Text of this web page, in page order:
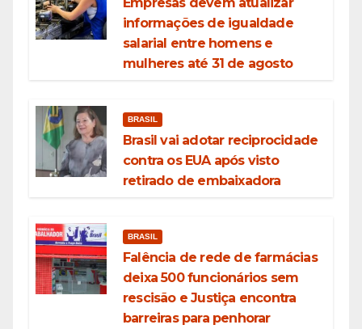
informações de igualdade
salarial entre homens e
mulheres até 31 de agosto
BRASIL
Brasil vai adotar reciprocidade
contra os EUA após visto
retirado de embaixadora
BRASIL
Falência de rede de farmácias
deixa 500 funcionários sem
rescisão e Justiça encontra
barreiras para penhorar